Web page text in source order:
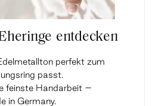
entdecken
perfekt zum
passt.
feinste Handarbeit –
in Germany.